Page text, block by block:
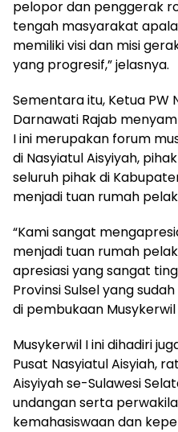
pelopor dan penggerak
tengah masyarakat
memiliki visi dan misi
yang progresif,” jelasnya.
Sementara itu, Ketua PW
Darnawati Rajab
I ini merupakan forum
di Nasyiatul Aisyiyah,
seluruh pihak di
menjadi tuan rumah
“Kami sangat
menjadi tuan rumah
apresiasi yang sangat
Provinsi Sulsel yang
di pembukaan Musykerwil
Musykerwil I ini dihadiri
Pusat Nasyiatul Aisyiah,
Aisyiyah se-Sulawesi
undangan serta
kemahasiswaan dan